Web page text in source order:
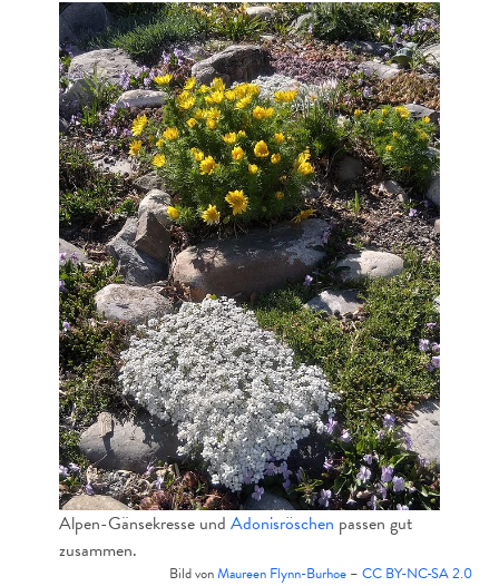
Alpen-Gänsekresse und Adonisröschen passen gut
zusammen.
Bild vonMaureen Flynn-Burhoe – CC BY-NC-SA 2.0